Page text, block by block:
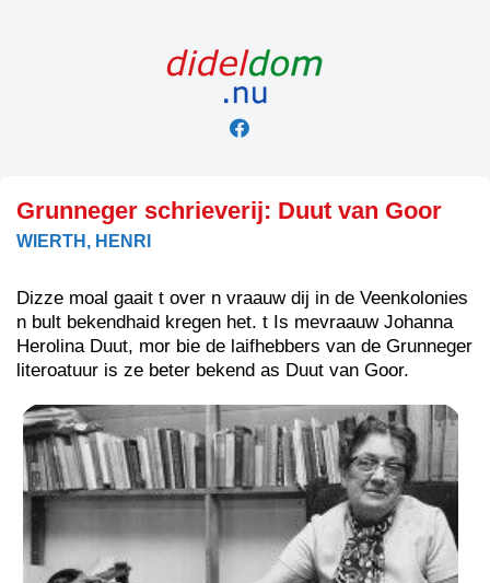
Grunneger schrieverij: Duut van Goor
WIERTH, HENRI
Dizze moal gaait t over n vraauw dij in de Veenkolonies
n bult bekendhaid kregen het. t Is mevraauw Johanna
Herolina Duut, mor bie de laifhebbers van de Grunneger
literoatuur is ze beter bekend as Duut van Goor.